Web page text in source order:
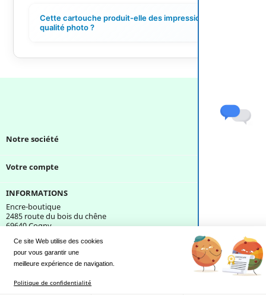
Ce site Web utilise des cookies
pour vous garantir une
meilleure expérience de navigation.
Politique de confidentialité
Une question ?
Cette cartouche produit-elle des impressions de
qualité photo ?
Notre société
Votre compte
INFORMATIONS
Encre-boutique
2485 route du bois du chêne
69640 Cogny